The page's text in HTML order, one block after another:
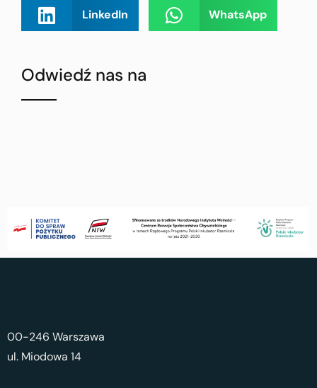
LinkedIn WhatsApp
Odwiedź nas na
00-246 Warszawa
ul. Miodowa 14